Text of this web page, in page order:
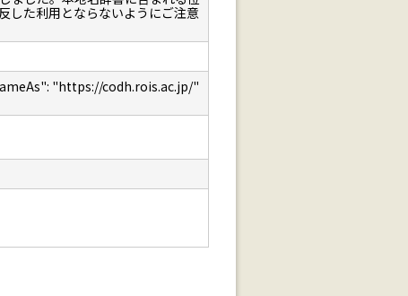
した利用とならないようにご注意
"https://codh.rois.ac.jp/"